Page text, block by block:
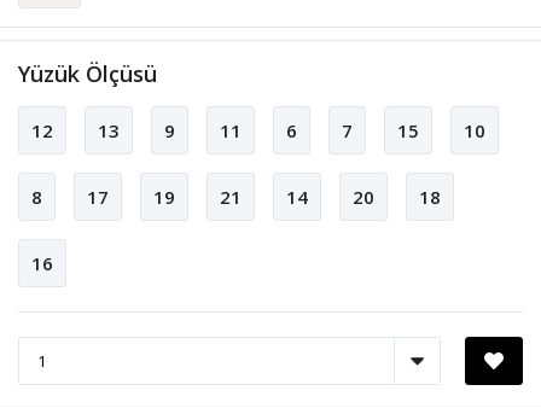
Yüzük Ölçüsü
12 13 9 11 6 7 15 10
8 17 19 21 14 20 18
16